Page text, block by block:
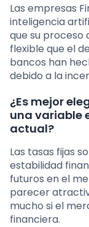
Las empresas
inteligencia
que su proceso
flexible que el
bancos han
debido a la
¿Es mejor
una variable
actual?
Las tasas fijas
estabilidad
futuros en el
parecer
mucho si el
financiera.